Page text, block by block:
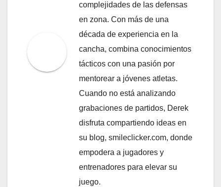
complejidades de las defensas
en zona. Con más de una
década de experiencia en la
cancha, combina conocimientos
tácticos con una pasión por
mentorear a jóvenes atletas.
Cuando no está analizando
grabaciones de partidos, Derek
disfruta compartiendo ideas en
su blog, smileclicker.com, donde
empodera a jugadores y
entrenadores para elevar su
juego.